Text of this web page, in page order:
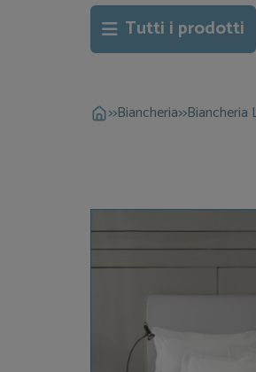
Tutti i prodotti
>>Biancheria>>Biancheria